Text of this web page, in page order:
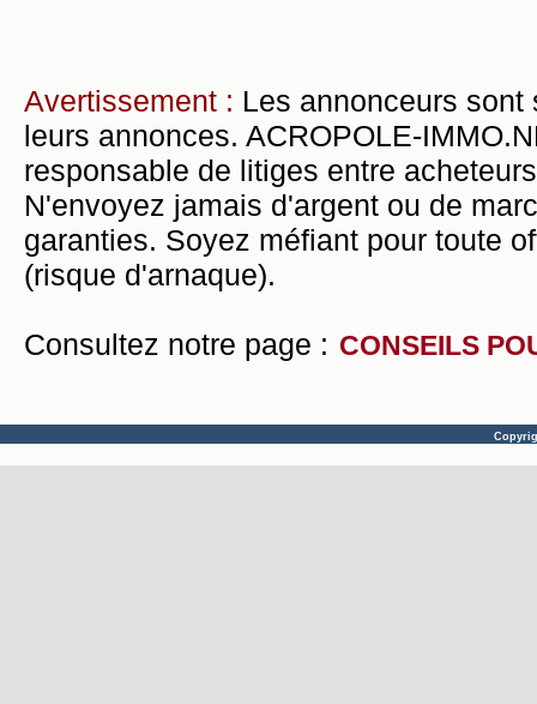
Avertissement : Les annonceurs
leurs annonces. ACROPOLE-
responsable de litiges entre
N'envoyez jamais d'argent ou de
garanties. Soyez méfiant pour toute
(risque d'arnaque).
Consultez notre page : CONSEILS